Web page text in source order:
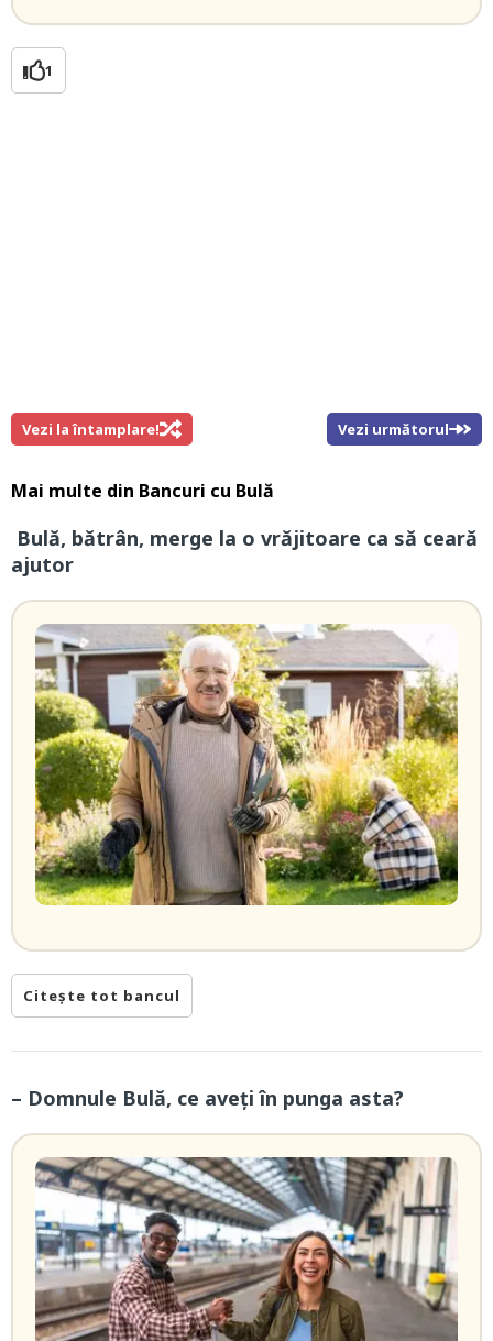
1
Vezi la întamplare! Vezi următorul
Mai multe din Bancuri cu Bulă
Bulă, bătrân, merge la o vrăjitoare ca să ceară
ajutor
Citește tot bancul
– Domnule Bulă, ce aveți în punga asta?